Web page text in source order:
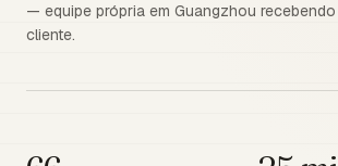
— equipe própria em Guangzhou
cliente.